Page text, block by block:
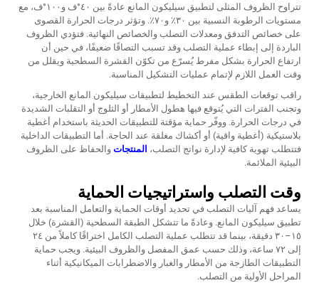
تتراوح الظروف المثلى لتطبيق سيليكون المانع عادةً بين ٤٠°ف و١٠٠°ف، مع
مستويات الرطوبة النسبية بين ٣٠٪ و٧٠٪. وتؤثر درجات الحرارة القصوى
على خصائص التدفق ومعدلات التصلب والخصائص النهائية. فتؤدي الظروف
الباردة إلى إبطاء عملية التصلب وقد تسبب التصاقًا ضعيفًا، في حين أن
ارتفاع الحرارة بشكل مفرط يُسرّع من تكوّن القشرة السطحية ويقلل من
وقت العمل اللازم لإتمام عمليات التشكيل المناسبة.
راقب توقعات الطقس عند التخطيط لتطبيقات سيليكون المانع الخارجية،
وتجنب الفترات التي يُتوقع فيها هطول الأمطار أو الثلوج أو التقلبات الشديدة
في درجات الحرارة. ووفّر حماية مؤقتة للتطبيقات الحديثة باستخدام أغطية
بلاستيكية (أغطية واقية) أو أكشاك مغلقة عند الحاجة. أما التطبيقات الداخلية
فتتطلب تهوية كافية لإدارة نواتج التصلب، المنتجات والحفاظ على الظروف
البيئية الملائمة.
وقت التصلب واستراتيجيات الحماية
يساعد فهم آليات التصلب في تحديد أوقات الحماية والتعامل المناسبة بعد
تطبيق سيليكون المانع. وعادةً ما تتشكل الطبقة السطحية (القشرة) خلال
١٥–٣٠ دقيقة، بينما قد تتطلب عملية التصلب الكامل اختراقًا كاملاً من ٢٤
إلى ٧٢ ساعة، وذلك حسب عمق المفصل والظروف البيئية. ويجب حماية
التطبيقات الطازجة من الأمطار والغبار والاضطرابات الميكانيكية أثناء
المراحل الأولية من التصلب.